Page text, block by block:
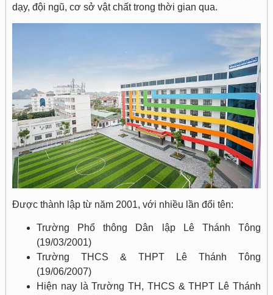
dạy, đội ngũ, cơ sở vật chất trong thời gian qua.
Được thành lập từ năm 2001, với nhiều lần đổi tên:
Trường Phổ thông Dân lập Lê Thánh Tông
(19/03/2001)
Trường THCS & THPT Lê Thánh Tông
(19/06/2007)
Hiện nay là Trường TH, THCS & THPT Lê Thánh